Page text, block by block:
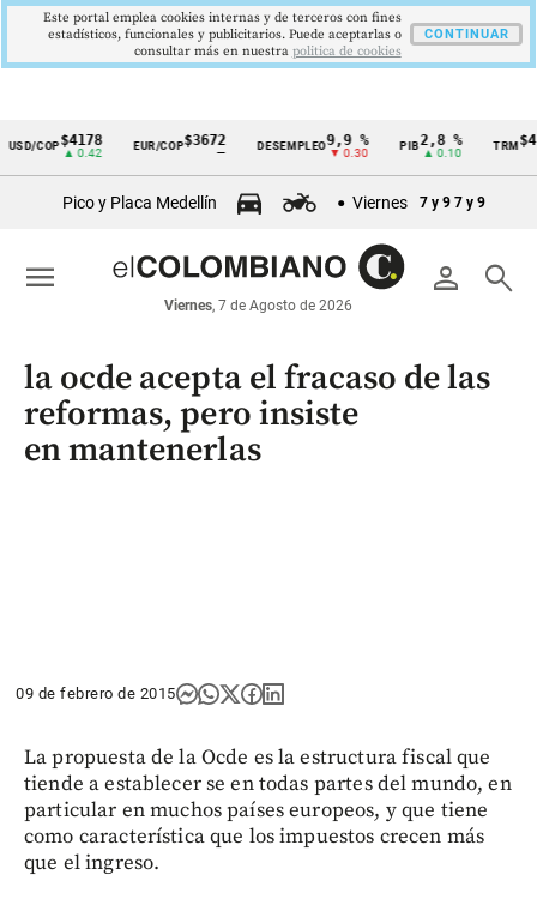
Cintillo
económicos
Colombia
COP$4178
▲ 0.42
EUR/COP$3672 DESEMPLEO9,9 %
▼ 0.30
PIB2,8 %
▲ 0.10
TRM
Pico y Placa Medellín Viernes 7 y 9 7 y 9
person search
Viernes, 7 de Agosto de 2026
menu
la ocde acepta el fracaso de las
reformas, pero insiste
en mantenerlas
09 de febrero de 2015
La propuesta de la Ocde es la estructura fiscal que
tiende a establecer se en todas partes del mundo, en
particular en muchos países europeos, y que tiene
como característica que los impuestos crecen más
que el ingreso.
Este portal emplea cookies internas y de terceros con fines
estadísticos, funcionales y publicitarios. Puede aceptarlas o
consultar más en nuestra politica de cookies
CONTINUAR